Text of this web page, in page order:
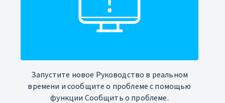
Запустите новое Руководство в реальном
времени и сообщите о проблеме с помощью
функции Сообщить о проблеме.